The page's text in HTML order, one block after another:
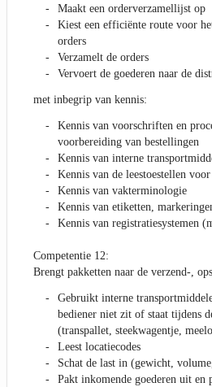
Maakt een orderverzamellijst op
Kiest een efficiënte route voor
orders
Verzamelt de orders
Vervoert de goederen naar de
met inbegrip van kennis:
Kennis van voorschriften en
voorbereiding van bestellingen
Kennis van interne
Kennis van de leestoestellen voor
Kennis van vakterminologie
Kennis van etiketten,
Kennis van registratiesystemen
Competentie 12:
Brengt pakketten naar de verzend-,
Gebruikt interne
bediener niet zit of staat tijdens
(transpallet, steekwagentje,
Leest locatiecodes
Schat de last in (gewicht,
Pakt inkomende goederen uit en